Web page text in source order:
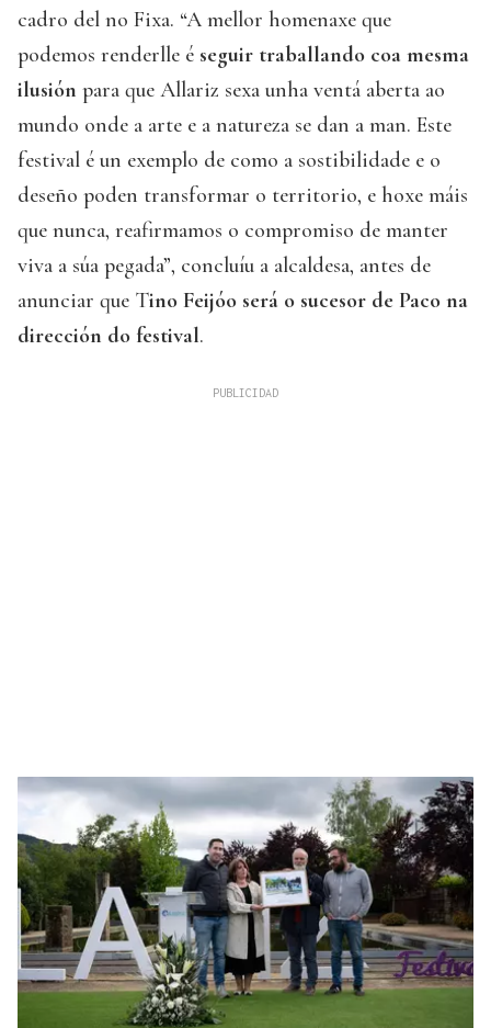
cadro del no Fixa. “A mellor homenaxe que
podemos renderlle é seguir traballando coa mesma
ilusión para que Allariz sexa unha ventá aberta ao
mundo onde a arte e a natureza se dan a man. Este
festival é un exemplo de como a sostibilidade e o
deseño poden transformar o territorio, e hoxe máis
que nunca, reafirmamos o compromiso de manter
viva a súa pegada”, concluíu a alcaldesa, antes de
anunciar que Tino Feijóo será o sucesor de Paco na
dirección do festival.